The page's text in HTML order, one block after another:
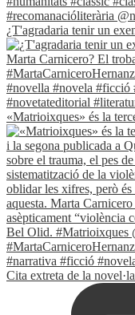
¿T'agradaria tenir un
«Matrioixques» és la
Cita extreta de la